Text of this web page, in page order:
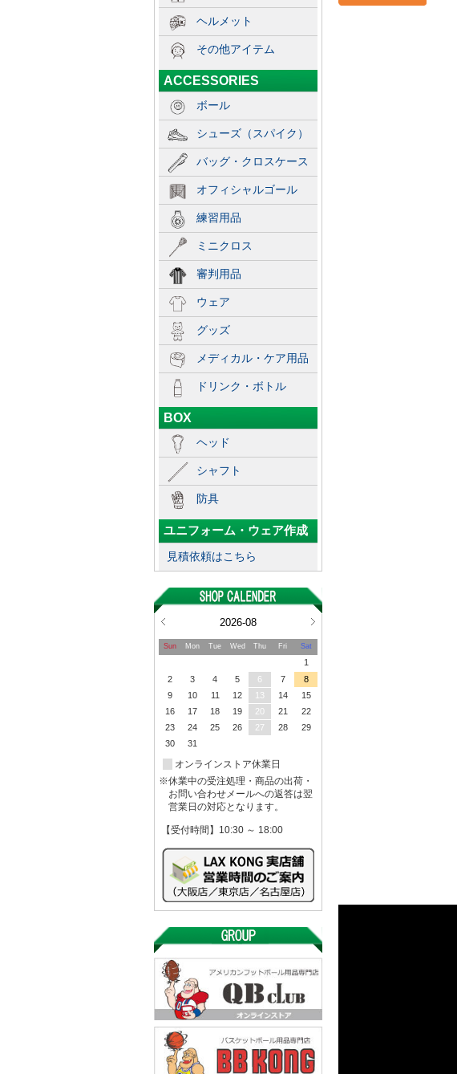
ヘルメット
その他アイテム
ACCESSORIES
ボール
シューズ（スパイク）
バッグ・クロスケース
オフィシャルゴール
練習用品
ミニクロス
審判用品
ウェア
グッズ
メディカル・ケア用品
ドリンク・ボトル
BOX
ヘッド
シャフト
防具
ユニフォーム・ウェア作成
見積依頼はこちら
2026-08
Sun Mon Tue Wed Thu Fri Sat
1
2
3 4 5 6 7
8
9
10 11 12 13 14
15
16
17 18 19 20 21
22
23
24 25 26 27 28
29
30
31
オンラインストア休業日
※休業中の受注処理・商品の出荷・
お問い合わせメールへの返答は翌
営業日の対応となります。
【受付時間】10:30 ～ 18:00